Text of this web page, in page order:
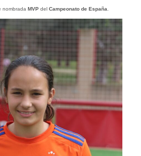
nombrada MVPdel Campeonato de España